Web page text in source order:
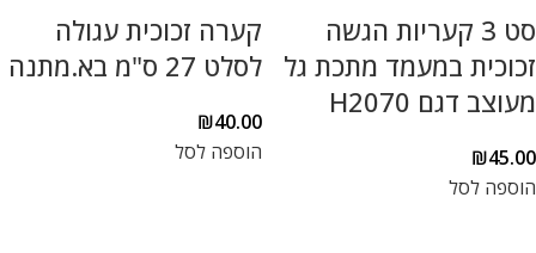
סט 3 קעריות הגשה
זכוכית במעמד מתכת גל
מעוצב דגם H2070
₪45.00
הוספה לסל
קערה זכוכית עגולה
לסלט 27 ס"מ בא.מתנה
₪40.00
הוספה לסל